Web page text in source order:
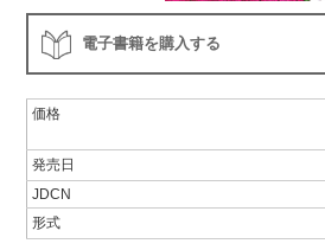
電子書籍を購入する
価格
発売日
JDCN
形式